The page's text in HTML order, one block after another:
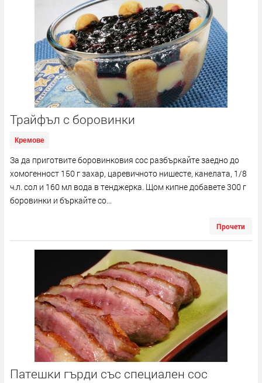
Трайфъл с боровинки
Кремове
За да приготвите боровинковия сос разбъркайте заедно до
хомогенност 150 г захар, царевичното нишесте, канелата, 1/8
ч.л. сол и 160 мл вода в тенджерка. Щом кипне добавете 300 г
боровинки и бъркайте со...
Прочети
Патешки гърди със специален сос